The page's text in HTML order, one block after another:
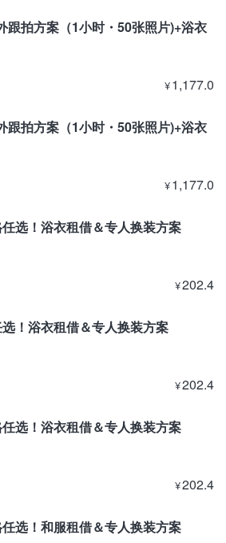
跟拍方案（1小时・50张照片)+浴衣
¥1,177.0
跟拍方案（1小时・50张照片)+浴衣
¥1,177.0
任选！浴衣租借＆专人换装方案
¥202.4
选！浴衣租借＆专人换装方案
¥202.4
任选！浴衣租借＆专人换装方案
¥202.4
任选！和服租借＆专人换装方案